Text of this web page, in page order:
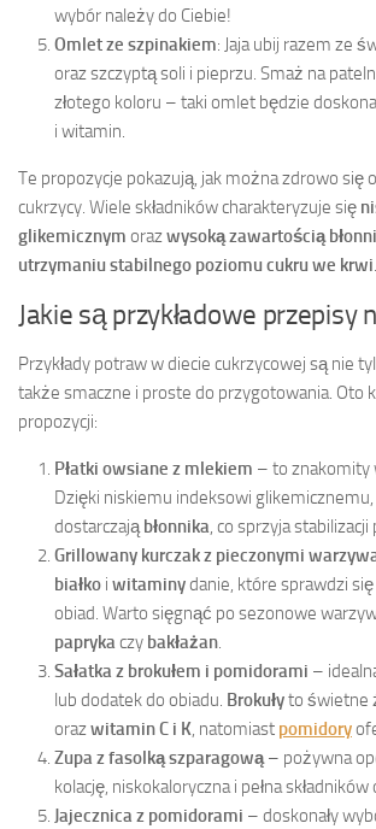
wybór należy do Ciebie!
Omlet ze szpinakiem: Jaja ubij razem ze
oraz szczyptą soli i pieprzu. Smaż na
złotego koloru – taki omlet będzie
i witamin.
Te propozycje pokazują, jak można zdrowo się
cukrzycy. Wiele składników charakteryzuje się
glikemicznym orazwysoką zawartością
utrzymaniu stabilnego poziomu cukru we krwi.
Jakie są przykładowe przepisy
Przykłady potraw w diecie cukrzycowej są nie
także smaczne i proste do przygotowania. Oto
propozycji:
Płatki owsiane z mlekiem – to znakomity
Dzięki niskiemu indeksowi glikemicznemu,
dostarczająbłonnika, co sprzyja
Grillowany kurczak z pieczonymi
białko i witaminydanie, które sprawdzi
obiad. Warto sięgnąć po sezonowe
paprykaczy bakłażan.
Sałatka z brokułem i pomidorami –
lub dodatek do obiadu. Brokułyto świetne
orazwitamin C i K, natomiast pomidory
Zupa z fasolką szparagową– pożywna
kolację, niskokaloryczna i pełna
Jajecznica z pomidorami – doskonały